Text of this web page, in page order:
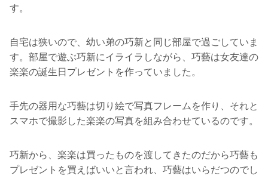
す。
自宅は狭いので、幼い弟の巧新と同じ部屋で過ごしていま
す。部屋で遊ぶ巧新にイライラしながら、巧藝は女友達の
楽楽の誕生日プレゼントを作っていました。
手先の器用な巧藝は切り絵で写真フレームを作り、それと
スマホで撮影した楽楽の写真を組み合わせているのです。
巧新から、楽楽は買ったものを渡してきたのだから巧藝も
プレゼントを買えばいいと言われ、巧藝はいらだつのでし